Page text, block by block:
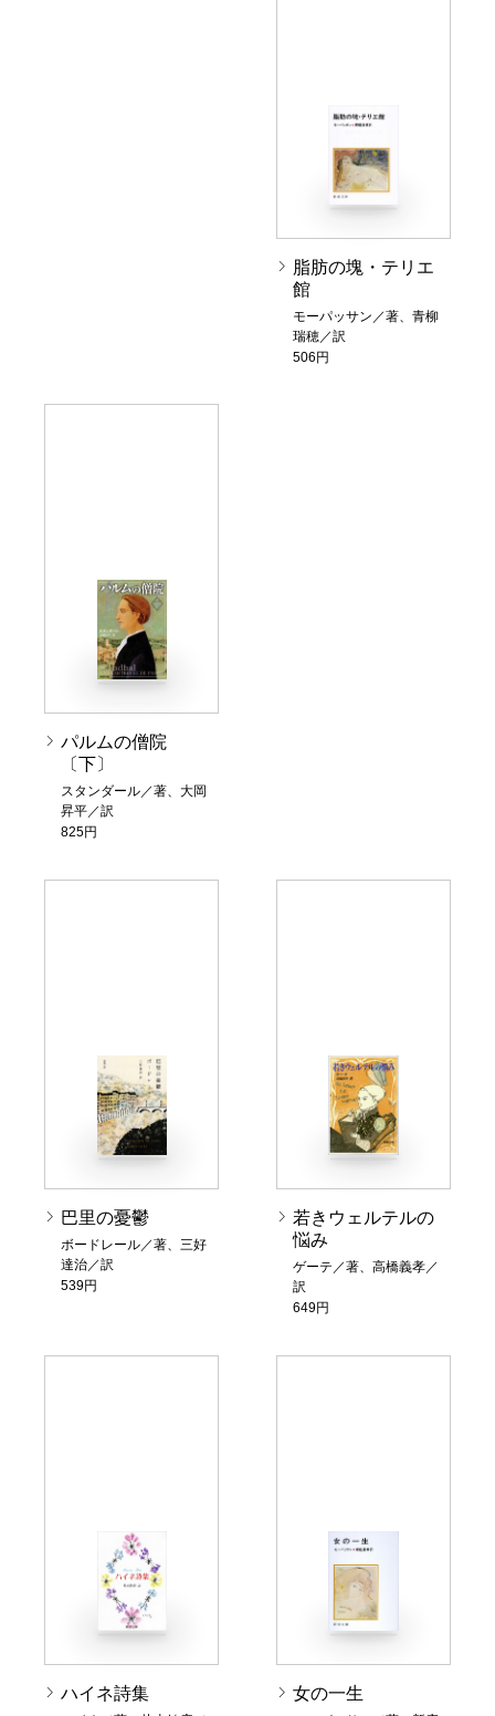
脂肪の塊・テリエ
館
モーパッサン／著、青柳
瑞穂／訳
506円
パルムの僧院
〔下〕
スタンダール／著、大岡
昇平／訳
825円
巴里の憂鬱
ボードレール／著、三好
達治／訳
539円
若きウェルテルの
悩み
ゲーテ／著、高橋義孝／
訳
649円
ハイネ詩集 女の一生